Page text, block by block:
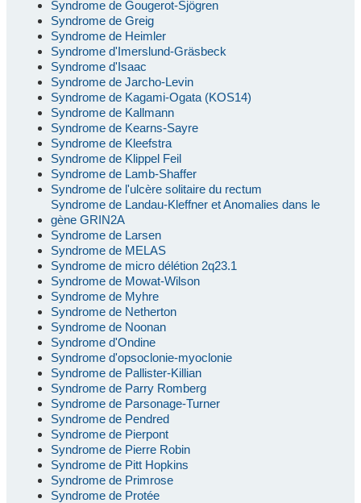
Syndrome de Gougerot-Sjögren
Syndrome de Greig
Syndrome de Heimler
Syndrome d'Imerslund-Gräsbeck
Syndrome d'Isaac
Syndrome de Jarcho-Levin
Syndrome de Kagami-Ogata (KOS14)
Syndrome de Kallmann
Syndrome de Kearns-Sayre
Syndrome de Kleefstra
Syndrome de Klippel Feil
Syndrome de Lamb-Shaffer
Syndrome de l'ulcère solitaire du rectum
Syndrome de Landau-Kleffner et Anomalies dans le
gène GRIN2A
Syndrome de Larsen
Syndrome de MELAS
Syndrome de micro délétion 2q23.1
Syndrome de Mowat-Wilson
Syndrome de Myhre
Syndrome de Netherton
Syndrome de Noonan
Syndrome d'Ondine
Syndrome d'opsoclonie-myoclonie
Syndrome de Pallister-Killian
Syndrome de Parry Romberg
Syndrome de Parsonage-Turner
Syndrome de Pendred
Syndrome de Pierpont
Syndrome de Pierre Robin
Syndrome de Pitt Hopkins
Syndrome de Primrose
Syndrome de Protée